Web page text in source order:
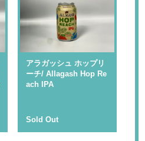
アラガッシュ ホップリ
ーチ/ Allagash Hop Re
ach IPA
Sold Out